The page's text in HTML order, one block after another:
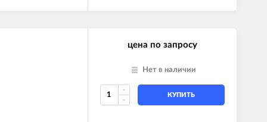
цена по запросу
Нет в наличии
КУПИТЬ